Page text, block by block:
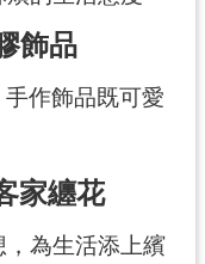
飾品
作飾品既可愛
家纏花
為生活添上繽